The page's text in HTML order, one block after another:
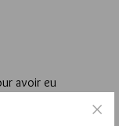
avoir eu